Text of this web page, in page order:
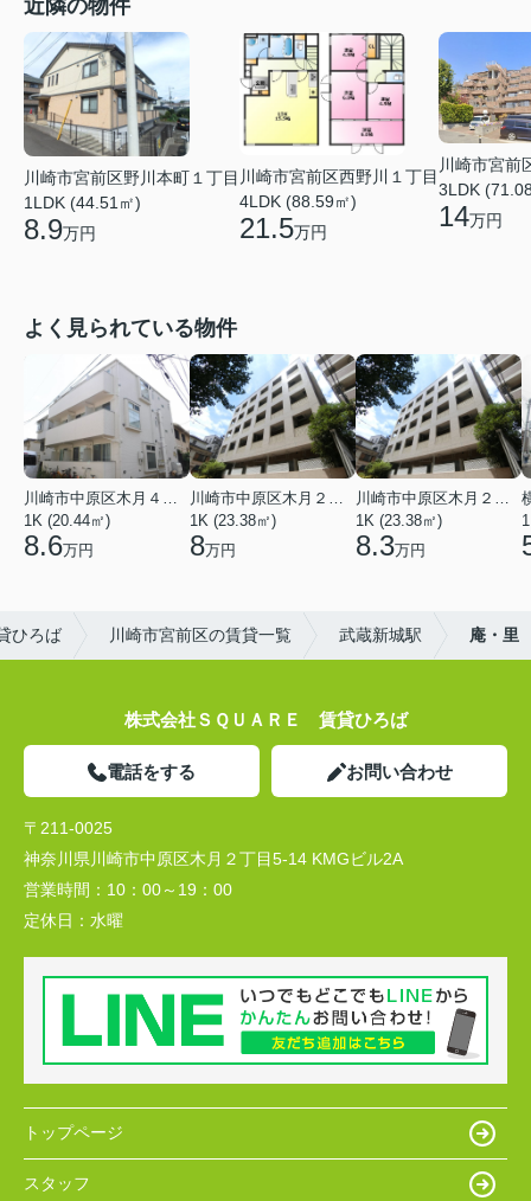
近隣の物件
川崎市宮前区野川本町１丁目
1LDK (44.51㎡)
8.9万円
川崎市宮前区西野川１丁目
4LDK (88.59㎡)
21.5万円
川崎市宮前
3LDK
14万円
よく見られている物件
1K (20.44㎡)
8.6万円
1K (23.38㎡)
8万円
1K (23.38㎡)
8.3万円
ひろば 川崎市宮前区の賃貸一覧 武蔵新城駅 庵・里
株式会社ＳＱＵＡＲＥ 賃貸ひろば
電話をする お問い合わせ
〒211-0025
神奈川県川崎市中原区木月２丁目5-14 KMGビル2A
営業時間： 10：00～19：00
定休日： 水曜
トップページ
スタッフ